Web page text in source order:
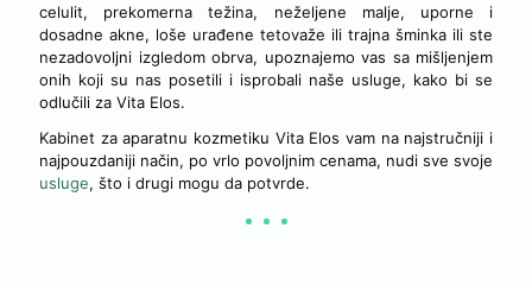
celulit, prekomerna težina, neželjene malje, uporne i
dosadne akne, loše urađene tetovaže ili trajna šminka ili ste
nezadovoljni izgledom obrva, upoznajemo vas sa mišljenjem
onih koji su nas posetili i isprobali naše usluge, kako bi se
odlučili za Vita Elos.
Kabinet za aparatnu kozmetiku Vita Elos vam na najstručniji i
najpouzdaniji način, po vrlo povoljnim cenama, nudi sve svoje
usluge, što i drugi mogu da potvrde.